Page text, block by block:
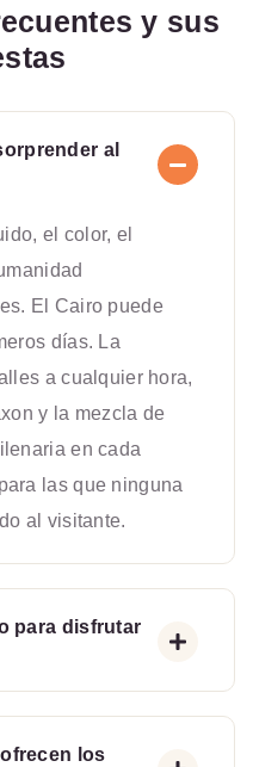
y sus
al
el color, el
El Cairo puede
días. La
a cualquier hora,
y la mezcla de
en cada
las que ninguna
al visitante.
para disfrutar
los